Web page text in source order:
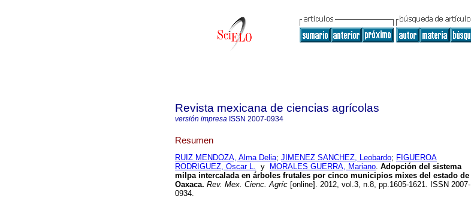
Revista mexicana de ciencias agrícolas
versión impresa ISSN 2007-0934
Resumen
RUIZ MENDOZA, Alma Delia; JIMENEZ SANCHEZ, Leobardo; FIGUEROA
RODRIGUEZ, Oscar L. y MORALES GUERRA, Mariano. Adopción del sistema
milpa intercalada en árboles frutales por cinco municipios mixes del estado de
Oaxaca. Rev. Mex. Cienc. Agríc [online]. 2012, vol.3, n.8, pp.1605-1621. ISSN 2007-
0934.